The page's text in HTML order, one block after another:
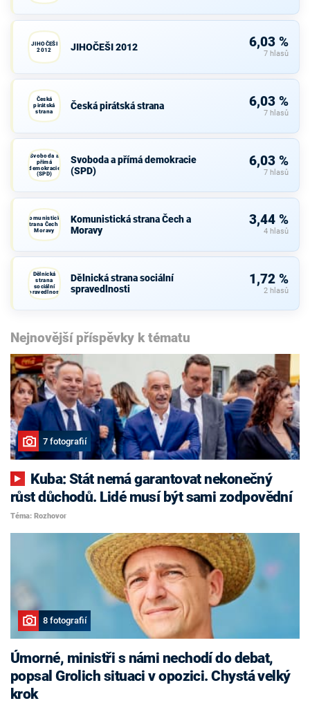
JIHOČEŠI
2012
JIHOČEŠI 2012 6,03 %
7 hlasů
Česká
pirátská
strana
Česká pirátská strana 6,03 %
7 hlasů
Svoboda a
přímá
demokracie
(SPD)
Svoboda a přímá demokracie
(SPD)
6,03 %
7 hlasů
Komunistická
strana Čech a
Moravy
Komunistická strana Čech a
Moravy
3,44 %
4 hlasů
Dělnická
strana
sociální
spravedlnosti
Dělnická strana sociální
spravedlnosti
1,72 %
2 hlasů
Nejnovější příspěvky k tématu
7 fotografií
růst důchodů. Lidé musí být sami zodpovědní
Téma: Rozhovor
8 fotografií
Úmorné, ministři s námi nechodí do debat,
popsal Grolich situaci v opozici. Chystá velký
krok